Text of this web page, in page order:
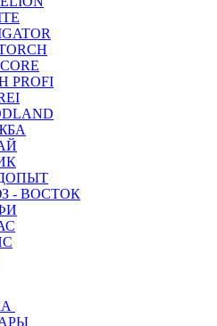
PROFI
- ВОСТОК